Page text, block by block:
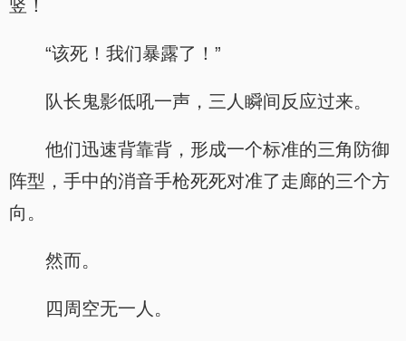
竖！
“该死！我们暴露了！”
队长鬼影低吼一声，三人瞬间反应过来。
他们迅速背靠背，形成一个标准的三角防御
阵型，手中的消音手枪死死对准了走廊的三个方
向。
然而。
四周空无一人。